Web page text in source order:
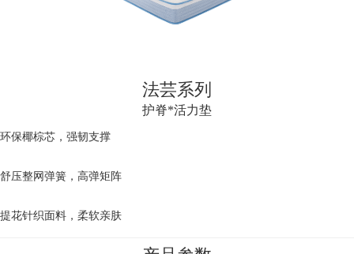
法芸系列
护脊*活力垫
环保椰棕芯，强韧支撑
舒压整网弹簧，高弹矩阵
提花针织面料，柔软亲肤